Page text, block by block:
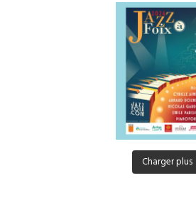
Charger plus